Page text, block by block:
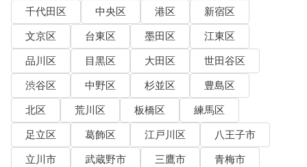
千代田区 中央区 港区
新宿区
文京区
台東区 墨田区
江東区
品川区
目黒区 大田区
世田谷区
渋谷区
中野区 杉並区
豊島区
北区
荒川区 板橋区
練馬区
足立区
葛飾区 江戸川区
八王子市
立川市
武蔵野市 三鷹市
青梅市